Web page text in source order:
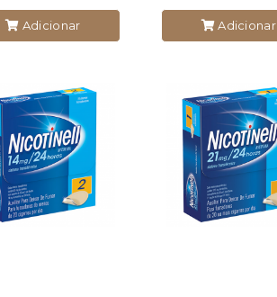
Adicionar Adicionar